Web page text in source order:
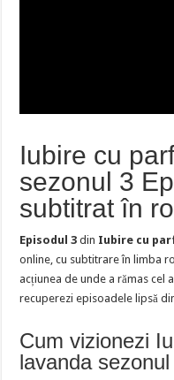
Iubire cu
sezonul 3
subtitrat în
Episodul 3 din Iubire cu
online, cu subtitrare în limba
acțiunea de unde a rămas cel
recuperezi episoadele lipsă
Cum vizionezi
lavanda